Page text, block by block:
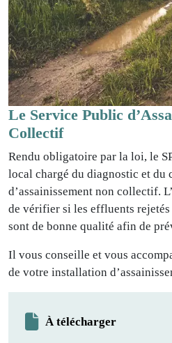
Le Service Public
Collectif
Rendu obligatoire par la loi, le
local chargé du diagnostic et du
d’assainissement non collectif.
de vérifier si les effluents
sont de bonne qualité afin de
Il vous conseille et vous
de votre installation
À télécharger